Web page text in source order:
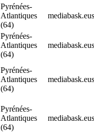
Pyrénées-
Atlantiques
(64)
mediabask.eus
Pyrénées-
Atlantiques
(64)
mediabask.eus
Pyrénées-
Atlantiques
(64)
mediabask.eus
Pyrénées-
Atlantiques
(64)
mediabask.eus